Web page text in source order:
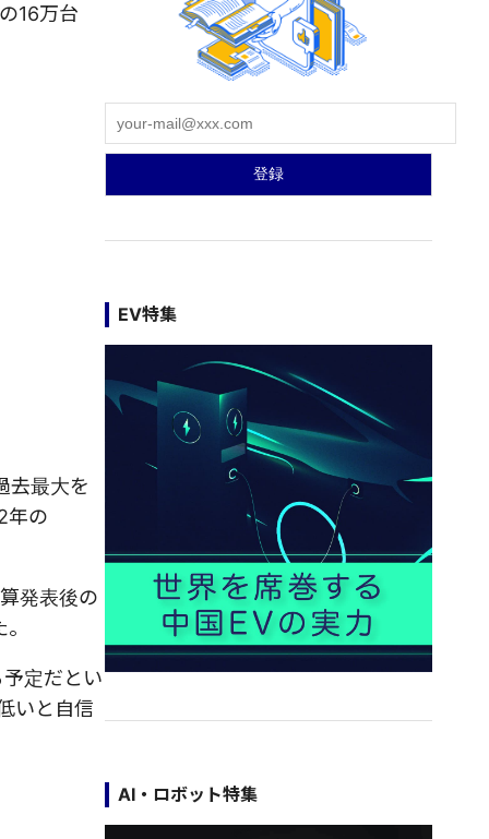
16万台
去最大を
年の
発表後の
定だとい
いと自信
EV特集
AI・ロボット特集